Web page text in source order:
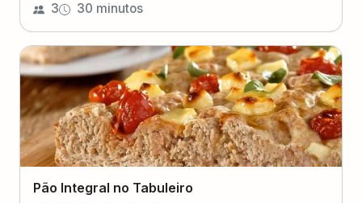
3 30 minutos
Pão Integral no Tabuleiro